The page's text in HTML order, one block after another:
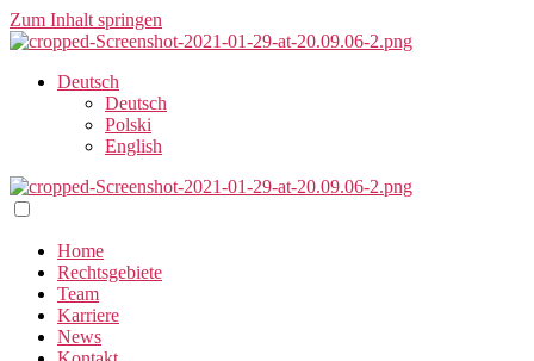
Zum Inhalt springen
Deutsch
Deutsch
Polski
English
Home
Rechtsgebiete
Team
Karriere
News